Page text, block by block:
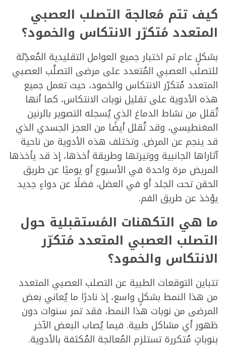
كيف تتم مُعالجة التصلب العصبي
المتعدد مُتكرّر الانتكاس والخمود؟
بشكلٍ عام تم اختبار جميع العوامل التقليدية المُعدِّلة
للتصلب العصبي المُتعدد على مرضى التصلُب العصبي
المتعدد مُتكرّر الانتكاس والخمود، حيث تعمل جميع
هذه الأدوية على تقليل نوبات الانتكاس، كما أنها
تُقلل من نشاط الدماغ الذي يُسجله التصوير بالرنين
المغنطيسي، وقد تُقلل أيضًا من العجز الجسدي الذي
قد ينجم عن المرض. وتختلف هذه الأدوية من ناحية
آثاراها الجانبية ووتيرتها وطريقة أخذها، إذ قد يأخذها
المريض مرة واحدة في الأسبوع أو يوميًا عن طريق
الحقن تحت الجلد أو في العضل، فضلًا عن دواءٍ جديد
يؤخذ عن طريق الفم.
ما هي التكهنات المُستقبلية حول
التصلب العصبي المتعدد مُتكرّر
الانتكاس والخمود؟
تتباين التوقعات الطبية عن التصلب العصبي المتعدد
من هذا النمط بشكلٍ واسع، إذ نادرًا ما يُعاني بعض
المرضى من نوبات هذا النمط، فقد تمر سنوات دون
ظهور أي مشاكل طبية. فيما يُصاب البعض الآخر
بنوباتٍ مُتكررة تستلزم المُعالجة المُكثفة بالأدوية.